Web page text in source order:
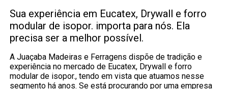
Sua experiência em Eucatex, Drywall e forro
modular de isopor. importa para nós. Ela
precisa ser a melhor possível.
A Juaçaba Madeiras e Ferragens dispõe de tradição e
experiência no mercado de Eucatex, Drywall e forro
modular de isopor., tendo em vista que atuamos nesse
segmento há anos. Se está procurando por uma empresa